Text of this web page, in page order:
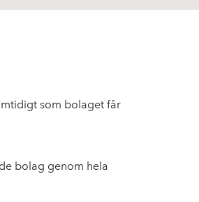
som bolaget får
bolag genom hela